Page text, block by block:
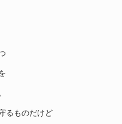
るものだけど